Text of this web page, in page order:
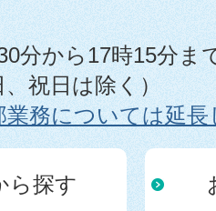
分から17時15分ま
祝日は除く）
業務については延
ら探す